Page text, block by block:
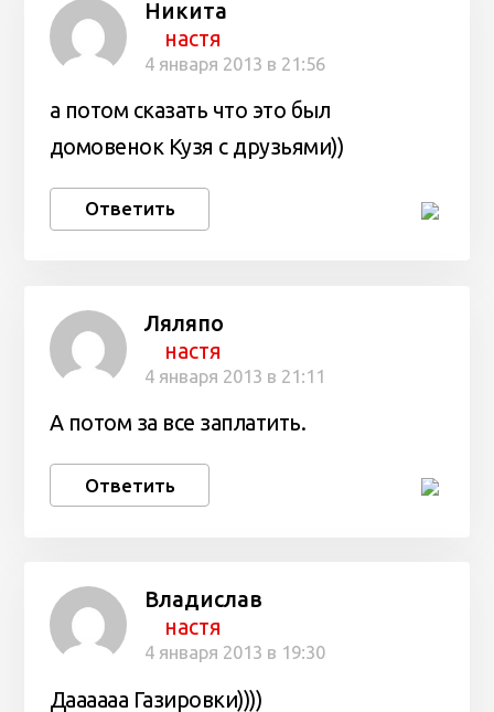
Никита
настя
4 января 2013 в 21:56
а потом сказать что это был
домовенок Кузя с друзьями))
Ответить
Ляляпо
настя
4 января 2013 в 21:11
А потом за все заплатить.
Ответить
Владислав
настя
4 января 2013 в 19:30
Даааааа Газировки))))